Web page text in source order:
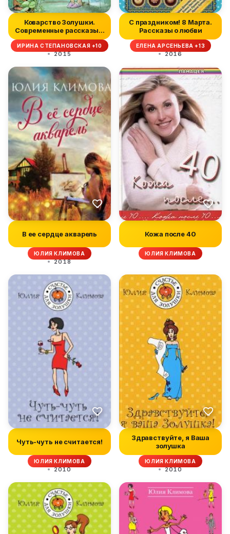
Коварство Золушки.
Современные рассказы о
любви (с...
ИРИНА СТЕПАНОВСКАЯ +10
2015
С праздником! 8 Марта.
Рассказы о любви
ЕЛЕНА АРСЕНЬЕВА +13
2016
В ее сердце акварель
ЮЛИЯ КЛИМОВА
2018
Кожа после 40
ЮЛИЯ КЛИМОВА
Чуть-чуть не считается!
ЮЛИЯ КЛИМОВА
2010
Здравствуйте, я Ваша
золушка
ЮЛИЯ КЛИМОВА
2010